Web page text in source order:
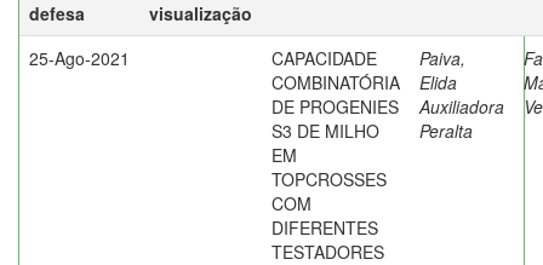
defesa
visualização
25-Ago-2021
CAPACIDADE
COMBINATÓRIA
DE PROGENIES
S3 DE MILHO
EM
TOPCROSSES
COM
DIFERENTES
TESTADORES
Paiva,
Elida
Auxiliadora
Peralta